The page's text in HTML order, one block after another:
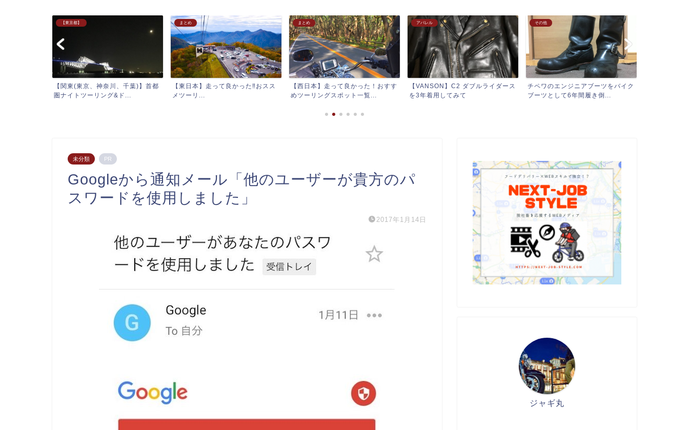
まとめ
【東日本】走って良かった‼︎おスス
メツーリ...
まとめ
【西日本】走って良かった！おすす
めツーリングスポット一覧...
アパレル
【VANSON】C2 ダブルライダース
を3年着用してみて
その他
チペワのエンジニアブーツをバイク
ブーツとして6年間履き倒...
まとめ
【死ぬ前に一度は走りたい!!】バイ
クで日本中走り回ってる...
未分類 PR
Googleから通知メール「他のユーザーが貴方のパ
スワードを使用しました」
2017年1月14日
ジャギ丸